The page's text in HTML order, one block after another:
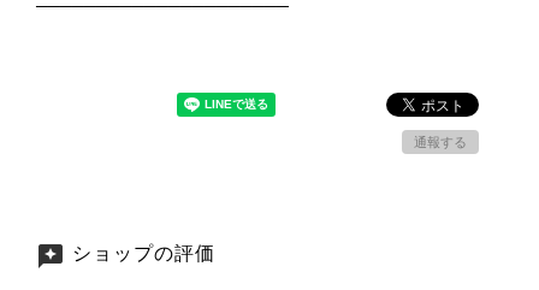
─────────────────────
通報する
ショップの評価